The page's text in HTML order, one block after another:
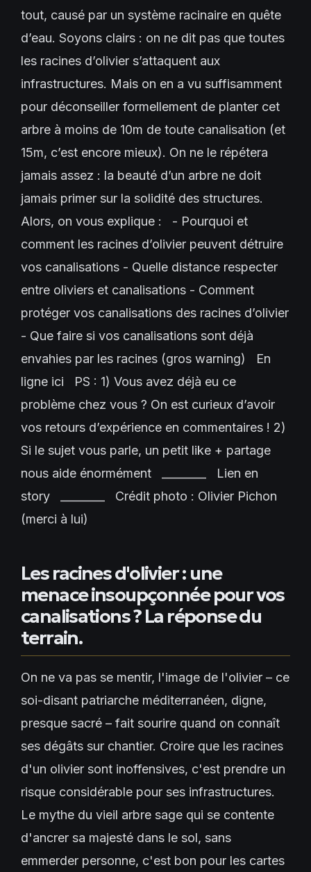
tout, causé par un système racinaire en quête
d’eau. Soyons clairs : on ne dit pas que toutes
les racines d’olivier s’attaquent aux
infrastructures. Mais on en a vu suffisamment
pour déconseiller formellement de planter cet
arbre à moins de 10m de toute canalisation (et
15m, c’est encore mieux). On ne le répétera
jamais assez : la beauté d’un arbre ne doit
jamais primer sur la solidité des structures.
Alors, on vous explique : - Pourquoi et
comment les racines d’olivier peuvent détruire
vos canalisations - Quelle distance respecter
entre oliviers et canalisations - Comment
protéger vos canalisations des racines d’olivier
- Que faire si vos canalisations sont déjà
envahies par les racines (gros warning) En
ligne ici PS : 1) Vous avez déjà eu ce
problème chez vous ? On est curieux d’avoir
vos retours d’expérience en commentaires ! 2)
Si le sujet vous parle, un petit like + partage
nous aide énormément ________ Lien en
story ________ Crédit photo : Olivier Pichon
(merci à lui)
Les racines d'olivier : une
menace insoupçonnée pour vos
canalisations ? La réponse du
terrain.
On ne va pas se mentir, l'image de l'olivier – ce
soi-disant patriarche méditerranéen, digne,
presque sacré – fait sourire quand on connaît
ses dégâts sur chantier. Croire que les racines
d'un olivier sont inoffensives, c'est prendre un
risque considérable pour ses infrastructures.
Le mythe du vieil arbre sage qui se contente
d'ancrer sa majesté dans le sol, sans
emmerder personne, c'est bon pour les cartes